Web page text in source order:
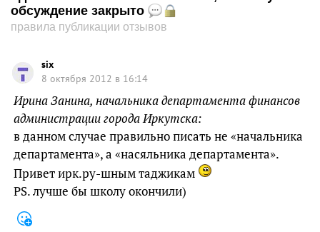
обсуждение закрыто
правила публикации отзывов
six
8 октября 2012 в 16:14
Ирина Занина, начальника департамента финансов
администрации города Иркутска:
в данном случае правильно писать не «начальника
департамента», а «насяльника департамента».
Привет ирк.ру-шным таджикам
PS. лучше бы школу окончили)